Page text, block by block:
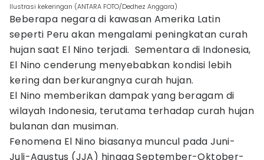
Ilustrasi kekeringan (ANTARA FOTO/Dedhez Anggara)
Beberapa negara di kawasan Amerika Latin
seperti Peru akan mengalami peningkatan curah
hujan saat El Nino terjadi. Sementara di Indonesia,
El Nino cenderung menyebabkan kondisi lebih
kering dan berkurangnya curah hujan.
El Nino memberikan dampak yang beragam di
wilayah Indonesia, terutama terhadap curah hujan
bulanan dan musiman.
Fenomena El Nino biasanya muncul pada Juni-
Juli-Agustus (JJA) hingga September-Oktober-